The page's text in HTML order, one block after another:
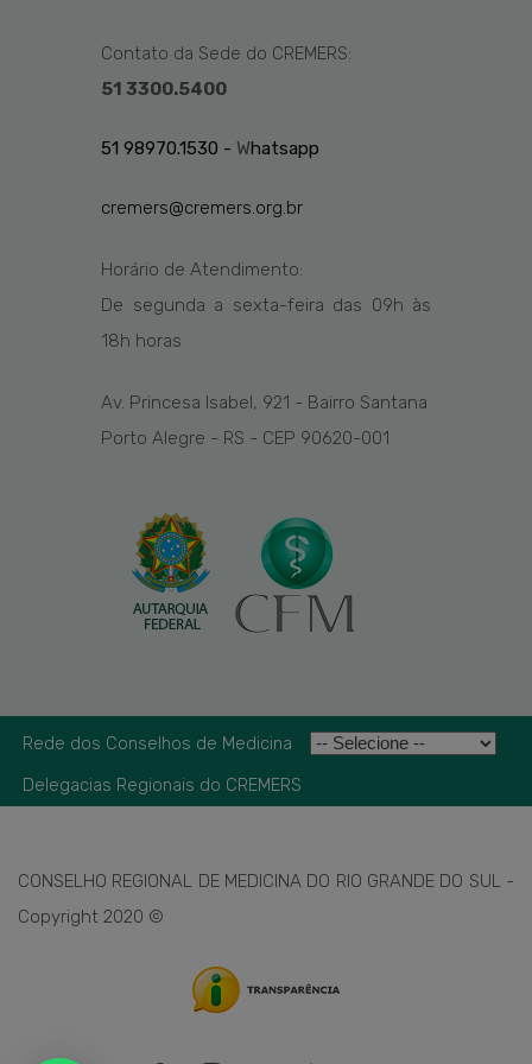
Contato da Sede do CREMERS:
51 3300.5400
51 98970.1530 - Whatsapp
cremers@cremers.org.br
Horário de Atendimento:
De segunda a sexta-feira das 09h às
18h horas
Av. Princesa Isabel, 921 - Bairro Santana
Porto Alegre - RS - CEP 90620-001
Rede dos Conselhos de Medicina
Delegacias Regionais do CREMERS
CONSELHO REGIONAL DE MEDICINA DO RIO GRANDE DO SUL -
Copyright 2020 ©